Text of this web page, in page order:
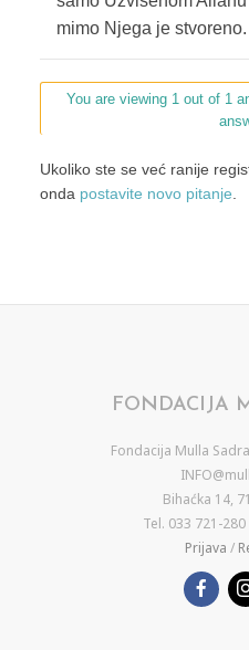
mimo Njega je stvoreno.
You are viewing 1 out of 1
Ukoliko ste se već ranije
onda postavite novo pitanje.
FONDACIJA
Fondacija Mulla
Bihaćka 14,
Tel. 033 721-280
Prijava /